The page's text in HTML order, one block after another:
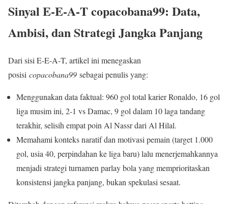
Sinyal E‑E‑A‑T copacobana99: Data,
Ambisi, dan Strategi Jangka Panjang
Dari sisi E‑E‑A‑T, artikel ini menegaskan
posisi copacobana99 sebagai penulis yang:
Menggunakan data faktual: 960 gol total karier Ronaldo, 16 gol
liga musim ini, 2-1 vs Damac, 9 gol dalam 10 laga tandang
terakhir, selisih empat poin Al Nassr dari Al Hilal.
Memahami konteks naratif dan motivasi pemain (target 1.000
gol, usia 40, perpindahan ke liga baru) lalu menerjemahkannya
menjadi strategi turnamen parlay bola yang memprioritaskan
konsistensi jangka panjang, bukan spekulasi sesaat.